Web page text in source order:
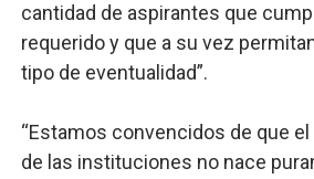
cantidad de aspirantes que
requerido y que a su vez
tipo de eventualidad”.
“Estamos convencidos de que
de las instituciones no nace